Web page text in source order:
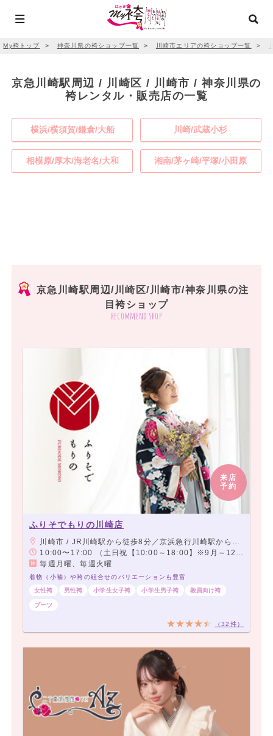
My袴トップ ＞ 神奈川県の袴ショップ一覧 ＞ 川崎市エリアの袴ショップ一覧 ＞
京急川崎駅周辺 / 川崎区 / 川崎市 / 神奈川県の
袴レンタル・販売店の一覧
横浜/横須賀/鎌倉/大船 川崎/武蔵小杉
相模原/厚木/海老名/大和 湘南/茅ヶ崎/平塚/小田原
京急川崎駅周辺/川崎区/川崎市/神奈川県の注
目袴ショップ
recommend shop
来店
予約
ふりそでもりの川崎店
川崎市 / JR川崎駅から徒歩8分／京浜急行川崎駅から徒歩8分
10:00〜17:00 （土日祝【10:00～18:00】※9月～12月のみ土日祝は9:00～18:00まで営業）
毎週月曜、毎週火曜
着物（小袖）や袴の組合せのバリエーションも豊富
女性袴
男性袴 小学生女子袴 小学生男子袴 教員向け袴
ブーツ
（32件）